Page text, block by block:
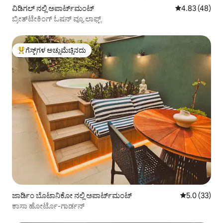
ವಿಡಿಗಲ್ ನಲ್ಲಿ ಅಪಾರ್ಟ್‌ಮಂಟ್ 5 ರಲ್ಲಿ 4.83
4.83 (48)
ಬ್ರೀತ್‌ಟೇಕಿಂಗ್ ಓಷನ್ ವ್ಯೂ ಲಾಫ್ಟ್
ಗೆಸ್ಟ್‌ಗಳಿಗೆ ಅತಿ ಹೆಚ್ಚು ಅಚ್ಚುಮೆಚ್ಚಿನದು
ಗೆಸ್ಟ್‌ಗಳ ಅಚ್ಚುಮೆಚ್ಚಿನದು
ಜಾರ್ಡಿಂ ಬೊಟಾನಿಕೋ ನಲ್ಲಿ ಅಪಾರ್ಟ್‌ಮಂಟ್ 5 ರಲ್ಲಿ 5.0
5.0 (33)
ಕಾಸಾ ಹೋರ್ಟೊ-ಗಾರ್ಡನ್